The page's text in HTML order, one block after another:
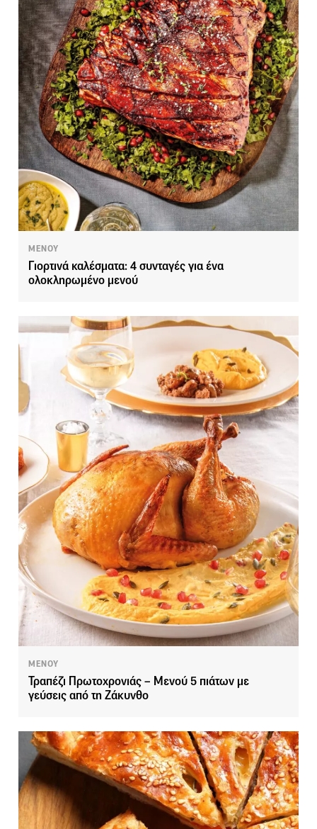
ΜΕΝΟΥ
Γιορτινά καλέσματα: 4 συνταγές για ένα
ολοκληρωμένο μενού
ΜΕΝΟΥ
Τραπέζι Πρωτοχρονιάς – Μενού 5 πιάτων με
γεύσεις από τη Ζάκυνθο